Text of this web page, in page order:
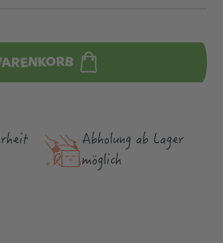
Abholung ab Lager
möglich